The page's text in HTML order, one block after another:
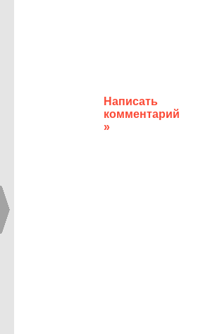
Написать
комментарий
»